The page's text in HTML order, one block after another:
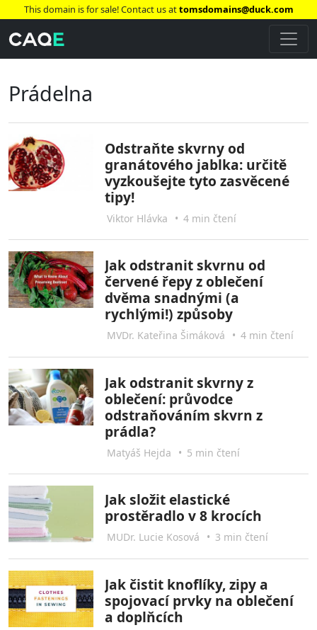
This domain is for sale! Contact us attomsdomains@duck.com
Prádelna
Odstraňte skvrny od
granátového jablka: určitě
vyzkoušejte tyto zasvěcené
tipy!
Viktor Hlávka • 4 min čtení
Jak odstranit skvrnu od
červené řepy z oblečení
dvěma snadnými (a
rychlými!) způsoby
MVDr. Kateřina Šimáková • 4 min čtení
Jak odstranit skvrny z
oblečení: průvodce
odstraňováním skvrn z
prádla?
Matyáš Hejda • 5 min čtení
Jak složit elastické
prostěradlo v 8 krocích
MUDr. Lucie Kosová • 3 min čtení
Jak čistit knoflíky, zipy a
spojovací prvky na oblečení
a doplňcích